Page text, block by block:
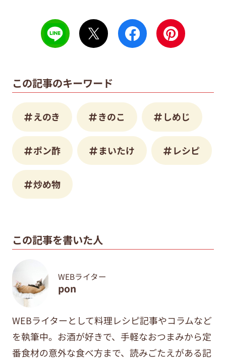
この記事のキーワード
えのき きのこ しめじ
ポン酢 まいたけ レシピ
炒め物
この記事を書いた人
WEBライター
pon
WEBライターとして料理レシピ記事やコラムなど
を執筆中。 お酒が好きで、手軽なおつまみから定
番食材の意外な食べ方まで、 読みごたえがある記